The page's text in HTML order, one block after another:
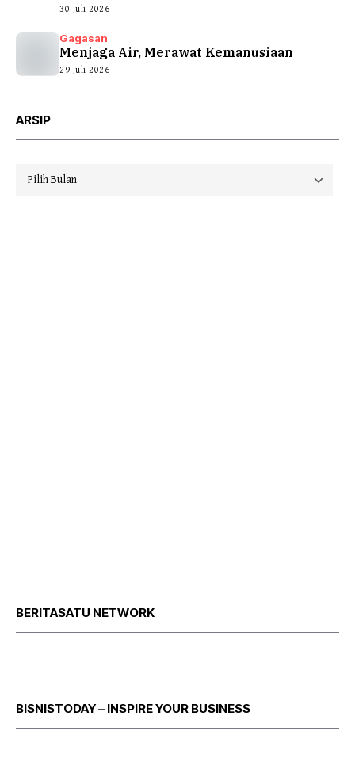
30 Juli 2026
Gagasan
Menjaga Air, Merawat Kemanusiaan
29 Juli 2026
ARSIP
Arsip
BERITASATU NETWORK
BISNISTODAY – INSPIRE YOUR BUSINESS